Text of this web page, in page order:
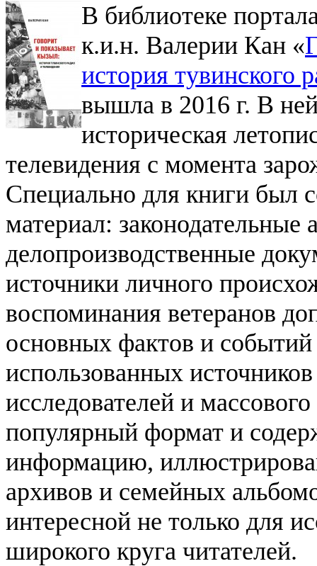
В библиотеке
к.и.н. Валерии Кан «
история тувинского
вышла в 2016 г. В
историческая
телевидения с момента
Специально для книги был
материал:
делопроизводственные
источники личного
воспоминания ветеранов
основных фактов и
использованных
исследователей и
популярный формат и
информацию,
архивов и семейных
интересной не только для
широкого круга читателей.